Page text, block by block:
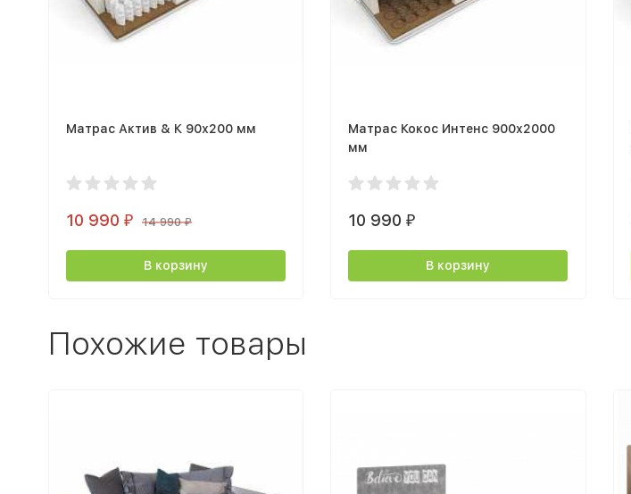
Матрас Актив & К 90х200 мм
10 990 ₽ 14 990₽
В корзину
Матрас Кокос Интенс 900х2000
мм
10 990₽
В корзину
Похожие товары